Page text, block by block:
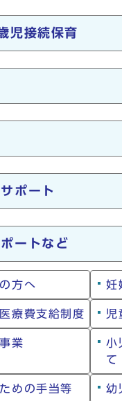
児接続保育
ポート
ートなど
方へ 妊
療費支給制度 児
業
小
て
めの手当等 幼